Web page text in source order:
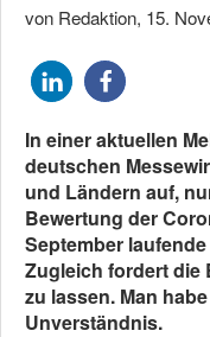
von Redaktion, 15.
In einer aktuellen
deutschen
und Ländern auf,
Bewertung der
September
Zugleich fordert die
zu lassen. Man
Unverständnis.